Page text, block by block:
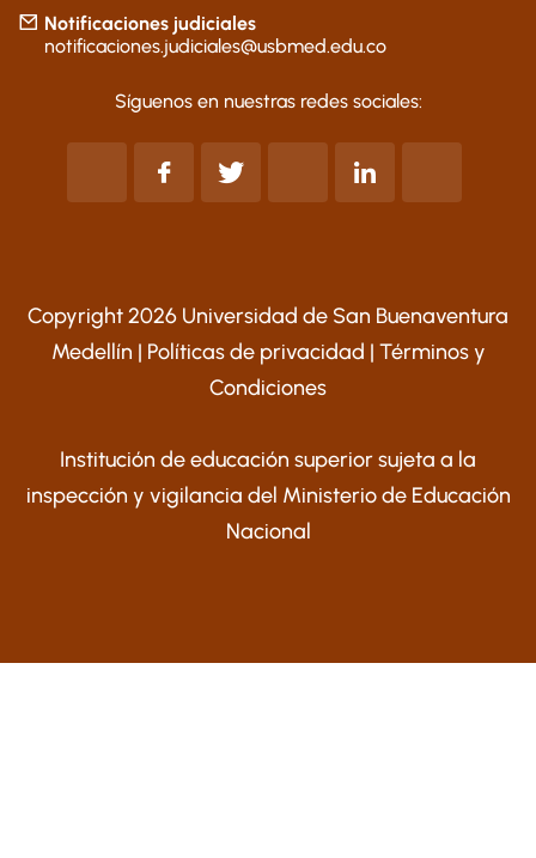
Notificaciones judiciales
notificaciones.judiciales@usbmed.edu.co
Síguenos en nuestras redes sociales:
Copyright 2026 Universidad de San Buenaventura
Medellín | Políticas de privacidad | Términos y
Condiciones
Institución de educación superior sujeta a la
inspección y vigilancia del Ministerio de Educación
Nacional